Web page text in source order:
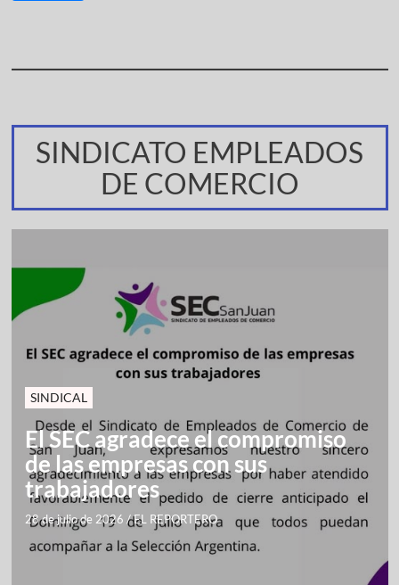
SINDICATO EMPLEADOS
DE COMERCIO
SINDICAL
El SEC agradece el compromiso
de las empresas con sus
trabajadores
28 de julio de 2026 /EL REPORTERO